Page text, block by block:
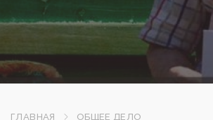
ГЛАВНАЯ
ОБЩЕЕ ДЕЛО